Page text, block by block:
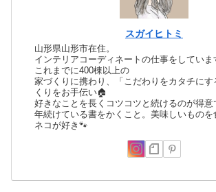
スガイヒトミ
山形県山形市在住。
インテリアコーディネートの仕事をしていま
これまでに400棟以上の
家づくりに携わり、「こだわりをカタチにす
くりをお手伝い🏠
好きなことを長くコツコツと続けるのが得意
年続けている書をかくこと。美味しいものを
ネコが好き🐾